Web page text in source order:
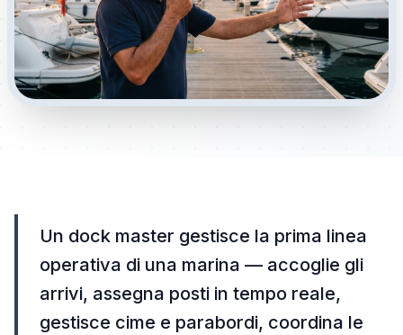
Un dock master gestisce la prima linea
operativa di una marina — accoglie gli
arrivi, assegna posti in tempo reale,
gestisce cime e parabordi, coordina le